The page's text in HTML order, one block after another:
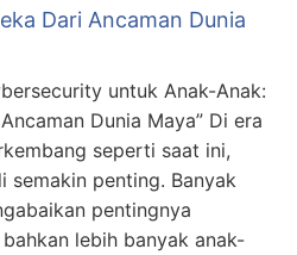
Dari Ancaman Dunia
untuk Anak-Anak:
Dunia Maya” Di era
seperti saat ini,
semakin penting. Banyak
pentingnya
lebih banyak anak-